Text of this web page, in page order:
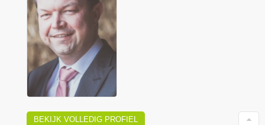
BEKIJK VOLLEDIG PROFIEL